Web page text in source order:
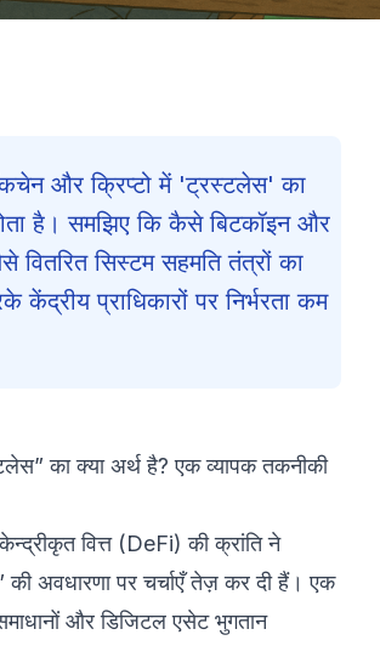
बूटकैंप
और क्रिप्टो में 'ट्रस्टलेस' का
है। समझिए कि कैसे बिटकॉइन और
वितरित सिस्टम सहमति तंत्रों का
केंद्रीय प्राधिकारों पर निर्भरता कम
का क्या अर्थ है? एक व्यापक तकनीकी
वित्त (DeFi) की क्रांति ने
अवधारणा पर चर्चाएँ तेज़ कर दी हैं। एक
और डिजिटल एसेट भुगतान